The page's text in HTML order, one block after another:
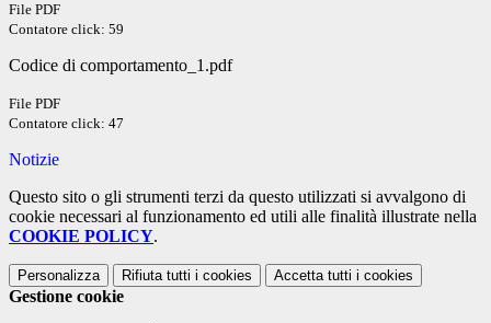
File PDF
Contatore click: 59
Codice di comportamento_1.pdf
File PDF
Contatore click: 47
Notizie
Questo sito o gli strumenti terzi da questo utilizzati si avvalgono di
cookie necessari al funzionamento ed utili alle finalità illustrate nella
COOKIE POLICY.
Personalizza Rifiuta tutti i cookies Accetta tutti i cookies
Gestione cookie